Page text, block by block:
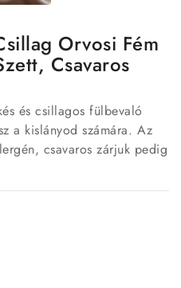
Orvosi Fém
Csavaros
és csillagos fülbevaló
a kislányod számára. Az
csavaros zárjuk pedig